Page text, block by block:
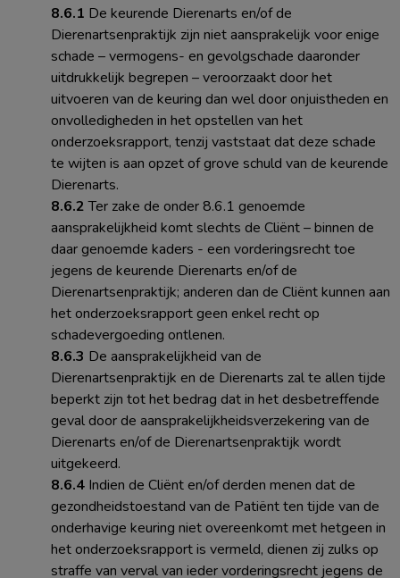
8.6.1 De keurende Dierenarts en/of de
Dierenartsenpraktijk zijn niet aansprakelijk voor enige
schade – vermogens- en gevolgschade daaronder
uitdrukkelijk begrepen – veroorzaakt door het
uitvoeren van de keuring dan wel door onjuistheden en
onvolledigheden in het opstellen van het
onderzoeksrapport, tenzij vaststaat dat deze schade
te wijten is aan opzet of grove schuld van de keurende
Dierenarts.
8.6.2Ter zake de onder 8.6.1 genoemde
aansprakelijkheid komt slechts de Cliënt – binnen de
daar genoemde kaders - een vorderingsrecht toe
jegens de keurende Dierenarts en/of de
Dierenartsenpraktijk; anderen dan de Cliënt kunnen aan
het onderzoeksrapport geen enkel recht op
schadevergoeding ontlenen.
8.6.3 De aansprakelijkheid van de
Dierenartsenpraktijk en de Dierenarts zal te allen tijde
beperkt zijn tot het bedrag dat in het desbetreffende
geval door de aansprakelijkheidsverzekering van de
Dierenarts en/of de Dierenartsenpraktijk wordt
uitgekeerd.
8.6.4 Indien de Cliënt en/of derden menen dat de
gezondheidstoestand van de Patiënt ten tijde van de
onderhavige keuring niet overeenkomt met hetgeen in
het onderzoeksrapport is vermeld, dienen zij zulks op
straffe van verval van ieder vorderingsrecht jegens de